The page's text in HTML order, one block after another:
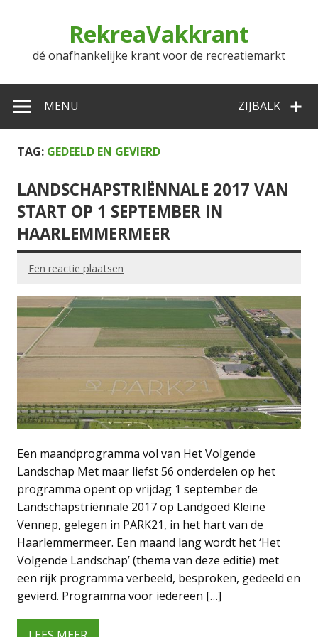
RekreaVakkrant
dé onafhankelijke krant voor de recreatiemarkt
ZIJBALK
MENU
TAG: GEDEELD EN GEVIERD
LANDSCHAPSTRIËNNALE 2017 VAN
START OP 1 SEPTEMBER IN
HAARLEMMERMEER
Een reactie plaatsen
Een maandprogramma vol van Het Volgende
Landschap Met maar liefst 56 onderdelen op het
programma opent op vrijdag 1 september de
Landschapstriënnale 2017 op Landgoed Kleine
Vennep, gelegen in PARK21, in het hart van de
Haarlemmermeer. Een maand lang wordt het ‘Het
Volgende Landschap’ (thema van deze editie) met
een rijk programma verbeeld, besproken, gedeeld en
gevierd. Programma voor iedereen […]